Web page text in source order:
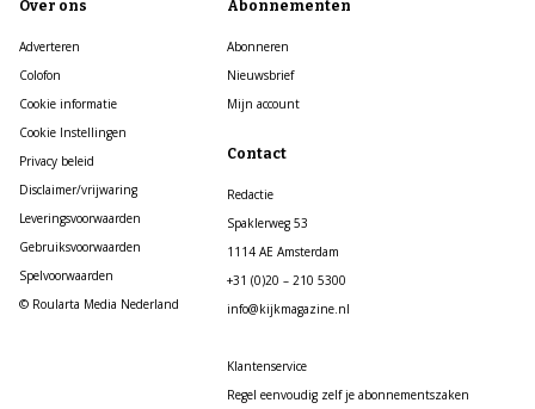
Over ons
Adverteren
Colofon
Cookie informatie
Cookie Instellingen
Privacy beleid
Disclaimer/vrijwaring
Leveringsvoorwaarden
Gebruiksvoorwaarden
Spelvoorwaarden
© Roularta Media Nederland
Abonnementen
Abonneren
Nieuwsbrief
Mijn account
Contact
Redactie
Spaklerweg 53
1114 AE Amsterdam
+31 (0)20 – 210 5300
info@kijkmagazine.nl
Klantenservice
Regel eenvoudig zelf je abonnementszaken